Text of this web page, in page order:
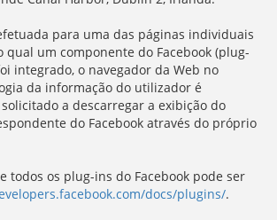
para uma das páginas individuais
qual um componente do Facebook (plug-
integrado, o navegador da Web no
da informação do utilizador é
a descarregar a exibição do
do Facebook através do próprio
todos os plug-ins do Facebook pode ser
docs/plugins/.